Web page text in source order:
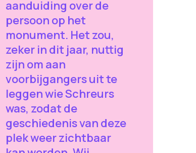
aanduiding over de
persoon op het
monument. Het zou,
zeker in dit jaar, nuttig
zijn om aan
voorbijgangers uit te
leggen wie Schreurs
was, zodat de
geschiedenis van deze
plek weer zichtbaar